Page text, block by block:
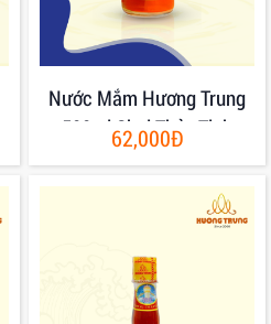
Nước Mắm Hương Trung
500ml Chai Thủy Tinh
62,000Đ